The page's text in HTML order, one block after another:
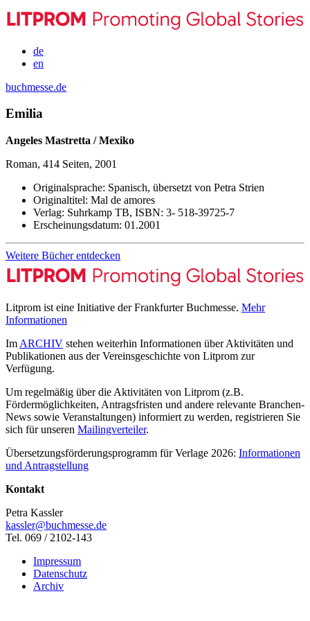
de
en
buchmesse.de
Emilia
Angeles Mastretta / Mexiko
Roman, 414 Seiten, 2001
Originalsprache: Spanisch, übersetzt von Petra Strien
Originaltitel: Mal de amores
Verlag: Suhrkamp TB, ISBN: 3- 518-39725-7
Erscheinungsdatum: 01.2001
Weitere Bücher entdecken
Litprom ist eine Initiative der Frankfurter Buchmesse. Mehr
Informationen
Im ARCHIV stehen weiterhin Informationen über Aktivitäten und
Publikationen aus der Vereinsgeschichte von Litprom zur
Verfügung.
Um regelmäßig über die Aktivitäten von Litprom (z.B.
Fördermöglichkeiten, Antragsfristen und andere relevante Branchen-
News sowie Veranstaltungen) informiert zu werden, registrieren Sie
sich für unseren Mailingverteiler.
Übersetzungsförderungsprogramm für Verlage 2026: Informationen
und Antragstellung
Kontakt
Petra Kassler
kassler@buchmesse.de
Tel. 069 / 2102-143
Impressum
Datenschutz
Archiv